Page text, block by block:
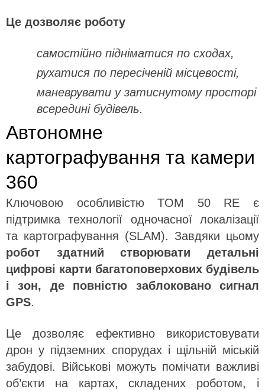
Це дозволяє роботу
самостійно підніматися по сходах,
рухатися по пересіченій місцевості,
маневрувати у затиснутому просторі
всередині будівель.
Автономне
картографування та камери
360
Ключовою особливістю TOM 50 RE є
підтримка технології одночасної локалізації
та картографування (SLAM). Завдяки цьому
робот здатний створювати детальні
цифрові карти багатоповерхових будівель
і зон, де повністю заблоковано сигнал
GPS.
Це дозволяє ефективно використовувати
дрон у підземних спорудах і щільній міській
забудові. Військові можуть помічати важливі
об’єкти на картах, складених роботом, і